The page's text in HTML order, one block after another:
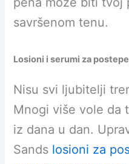
savršenom tenu.
Losioni i serumi za
Nisu svi ljubitelji
Mnogi više vole da
iz dana u dan.
Sands losioni za